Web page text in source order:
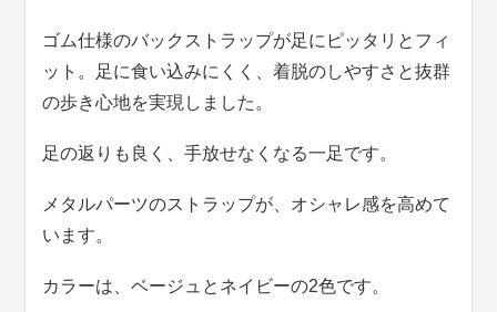
ゴム仕様のバックストラップが足にピッタリとフィ
ット。足に食い込みにくく、着脱のしやすさと抜群
の歩き心地を実現しました。
足の返りも良く、手放せなくなる一足です。
メタルパーツのストラップが、オシャレ感を高めて
います。
カラーは、ベージュとネイビーの2色です。